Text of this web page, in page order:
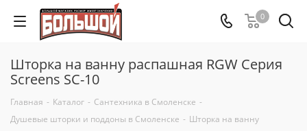
0
Шторка на ванну распашная RGW Серия
Screens SC-10
Главная - Каталог - Сантехника в Смоленске -
Душевые шторки и поддоны в Смоленске - Шторка на ванну